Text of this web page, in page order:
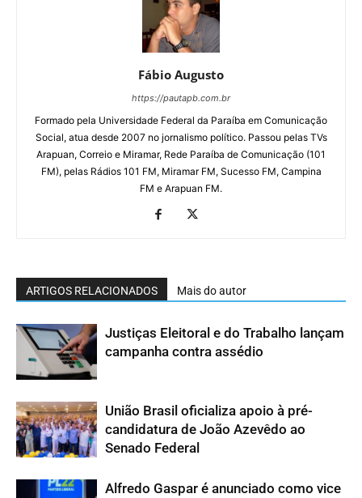
Fábio Augusto
https://pautapb.com.br
Formado pela Universidade Federal da Paraíba em Comunicação
Social, atua desde 2007 no jornalismo político. Passou pelas TVs
Arapuan, Correio e Miramar, Rede Paraíba de Comunicação (101
FM), pelas Rádios 101 FM, Miramar FM, Sucesso FM, Campina
FM e Arapuan FM.
ARTIGOS RELACIONADOS Mais do autor
Justiças Eleitoral e do Trabalho lançam
campanha contra assédio
União Brasil oficializa apoio à pré-
candidatura de João Azevêdo ao
Senado Federal
Alfredo Gaspar é anunciado como vice